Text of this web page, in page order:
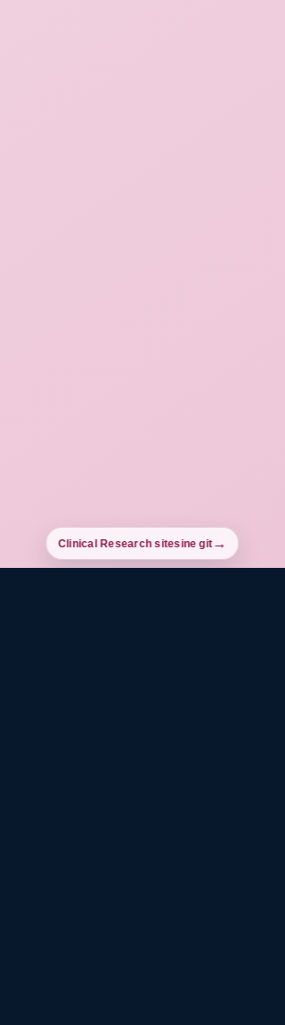
Clinical Research sitesine git